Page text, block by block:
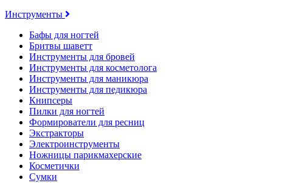
Инструменты
Бафы для ногтей
Бритвы шаветт
Инструменты для бровей
Инструменты для косметолога
Инструменты для маникюра
Инструменты для педикюра
Книпсеры
Пилки для ногтей
Формирователи для ресниц
Экстракторы
Электроинструменты
Ножницы парикмахерские
Косметички
Сумки